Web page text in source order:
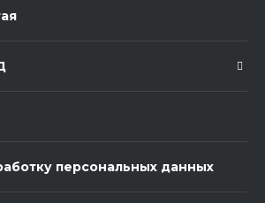
персональных данных